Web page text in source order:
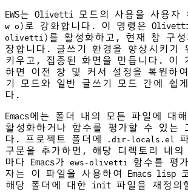
EWS는 Olivetti 모드의 사용을 사용자
w o)로 강화합니다. 이 명령은
olivetti)를 활성화하고, 현재 창 구
장합니다. 글쓰기 환경을 향상시키기
키우고, 집중된 화면을 만듭니다. 이
하면 이전 창 및 커서 설정을 복원하
기 모드와 일반 글쓰기 모드 간에 쉽
다.
Emacs에는 폴더 내의 모든 파일에 대
활성화하거나 함수를 평가할 수 있는
다. 프로젝트 폴더에
.dir-locals.el
구문을 추가하면, 해당 디렉토리 내의
마다 Emacs가
ews-olivetti
함수를 평
자는 이 파일을 사용하여 Emacs lisp
해당 폴더에 대한 init 파일을 재정의